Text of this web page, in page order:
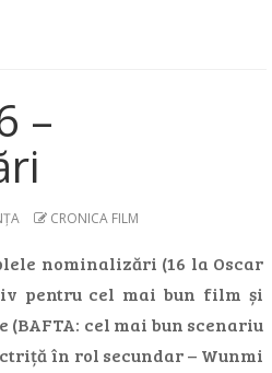
–
CRONICA FILM
nominalizări (16 la Oscar
pentru cel mai bun film și
cel mai bun scenariu
în rol secundar – Wunmi